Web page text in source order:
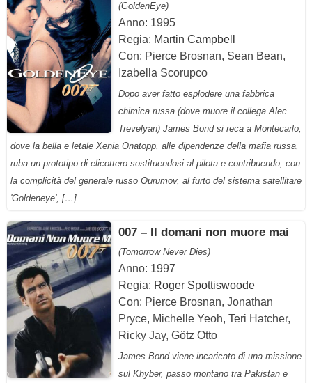
(GoldenEye)
Anno: 1995
Regia: Martin Campbell
Con: Pierce Brosnan, Sean Bean,
Izabella Scorupco
Dopo aver fatto esplodere una fabbrica
chimica russa (dove muore il collega Alec
Trevelyan) James Bond si reca a Montecarlo,
dove la bella e letale Xenia Onatopp, alle dipendenze della mafia russa,
ruba un prototipo di elicottero sostituendosi al pilota e contribuendo, con
la complicità del generale russo Ourumov, al furto del sistema satellitare
'Goldeneye', […]
007 – Il domani non muore mai
(Tomorrow Never Dies)
Anno: 1997
Regia: Roger Spottiswoode
Con: Pierce Brosnan, Jonathan
Pryce, Michelle Yeoh, Teri Hatcher,
Ricky Jay, Götz Otto
James Bond viene incaricato di una missione
sul Khyber, passo montano tra Pakistan e